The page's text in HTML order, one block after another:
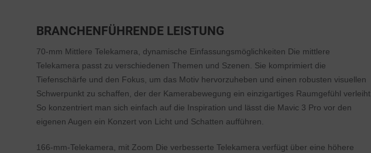
BRANCHENFÜHRENDE LEISTUNG
70-mm Mittlere Telekamera, dynamische Einfassungsmöglichkeiten Die mittlere
Telekamera passt zu verschiedenen Themen und Szenen. Sie komprimiert die
Tiefenschärfe und den Fokus, um das Motiv hervorzuheben und einen robusten visuellen
Schwerpunkt zu schaffen, der der Kamerabewegung ein einzigartiges Raumgefühl verleiht.
So konzentriert man sich einfach auf die Inspiration und lässt die Mavic 3 Pro vor den
eigenen Augen ein Konzert von Licht und Schatten aufführen.
166-mm-Telekamera, mit Zoom Die verbesserte Telekamera verfügt über eine höhere